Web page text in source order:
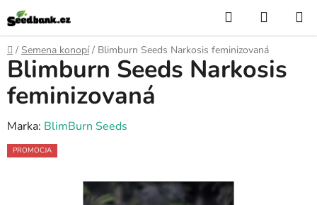
Przejść
do
treści
Szukaj
Home
/ Semena konopí / Blimburn Seeds Narkosis feminizovaná
Blimburn Seeds Narkosis
feminizovaná
Marka: BlimBurn Seeds
PROMOCJA